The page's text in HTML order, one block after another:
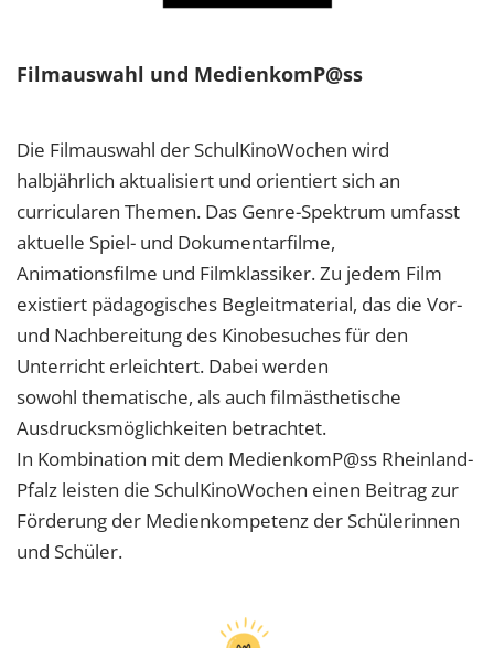
Filmauswahl und MedienkomP@ss
Die Filmauswahl der SchulKinoWochen wird
halbjährlich aktualisiert und orientiert sich an
curricularen Themen. Das Genre-Spektrum umfasst
aktuelle Spiel- und Dokumentarfilme,
Animationsfilme und Filmklassiker. Zu jedem Film
existiert pädagogisches Begleitmaterial, das die Vor-
und Nachbereitung des Kinobesuches für den
Unterricht erleichtert. Dabei werden
sowohl thematische, als auch filmästhetische
Ausdrucksmöglichkeiten betrachtet.
In Kombination mit dem MedienkomP@ss Rheinland-
Pfalz leisten die SchulKinoWochen einen Beitrag zur
Förderung der Medienkompetenz der Schülerinnen
und Schüler.